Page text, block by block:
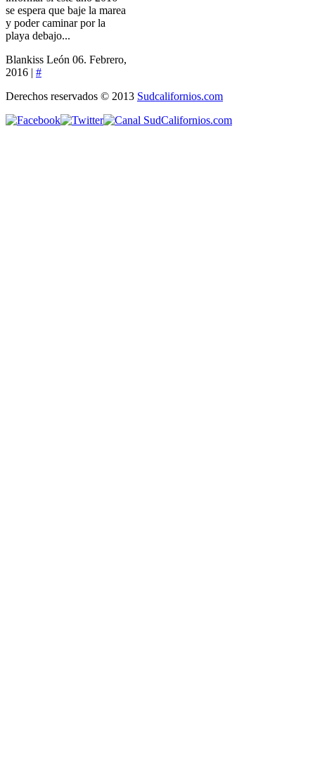
se espera que baje la marea
y poder caminar por la
playa debajo...
Blankiss León 06. Febrero,
2016 | #
Derechos reservados © 2013 Sudcalifornios.com